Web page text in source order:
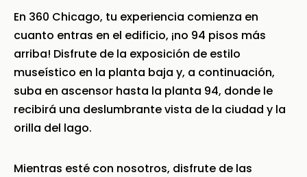
En 360 Chicago, tu experiencia comienza en
cuanto entras en el edificio, ¡no 94 pisos más
arriba! Disfrute de la exposición de estilo
museístico en la planta baja y, a continuación,
suba en ascensor hasta la planta 94, donde le
recibirá una deslumbrante vista de la ciudad y la
orilla del lago.
Mientras esté con nosotros, disfrute de las